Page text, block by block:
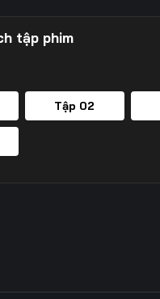
tập phim
Tập 02